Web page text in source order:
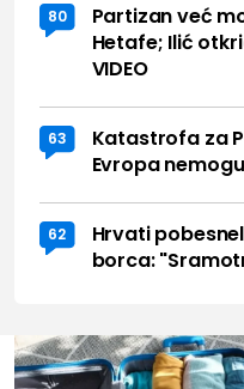
80
Partizan već
Hetafe; Ilić
VIDEO
63
Katastrofa za
Evropa
62
Hrvati
borca: